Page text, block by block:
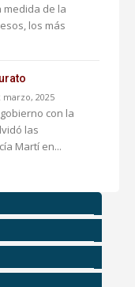
medida de la
los más
marzo, 2025
con la
las
Martí en...